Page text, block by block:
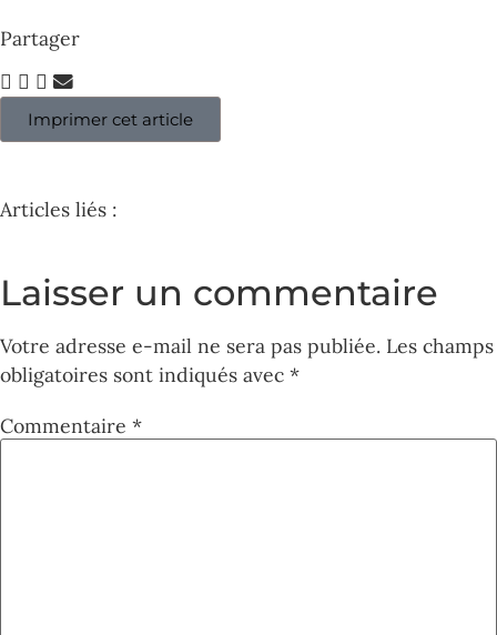
Partager
Imprimer cet article
Articles liés :
Laisser un commentaire
Votre adresse e-mail ne sera pas publiée. Les champs
obligatoires sont indiqués avec *
Commentaire *